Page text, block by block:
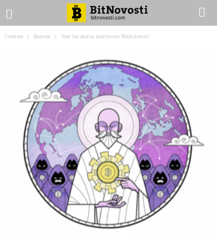
Главная Важное Чем так важна компания Blockstream?